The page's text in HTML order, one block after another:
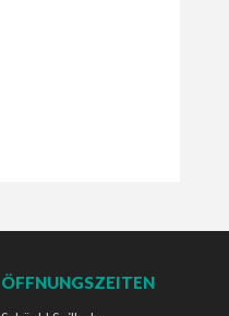
ÖFFNUNGSZEITEN